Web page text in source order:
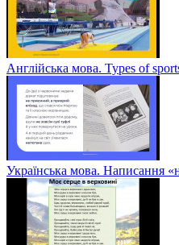
Англійська мова. Types of
Українська мова. Написання